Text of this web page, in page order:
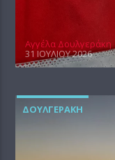
Αγγέλα Δουλγεράκη
31 ΙΟΥΛΊΟΥ 2026
ΔΟΥΛΓΕΡΆΚΗ